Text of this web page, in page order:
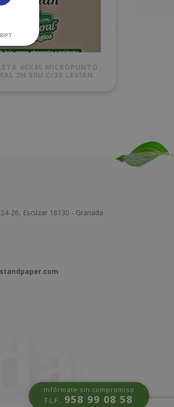
Infórmate sin compromiso
TLF. 958 99 08 58
40X40 MICROPUNTO
2H 50U C/30 LEVIAN
26, Escúzar 18130 - Granada